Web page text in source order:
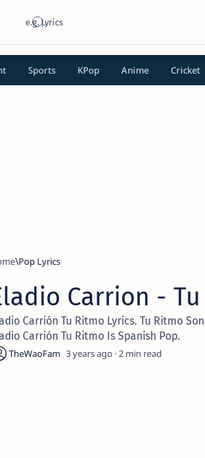
Sports KPop Anime Cricket
Pop Lyrics
Carrion -
Carrión Tu Ritmo Lyrics. Tu Ritmo
Carrión Tu Ritmo Is Spanish Pop.
3 years ago 2